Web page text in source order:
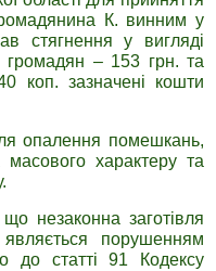
К. винним у
стягнення у вигляді
громадян – 153 грн. та
коп. зазначені кошти
опалення помешкань,
характеру та
заготівля
порушенням
до статті 91 Кодексу